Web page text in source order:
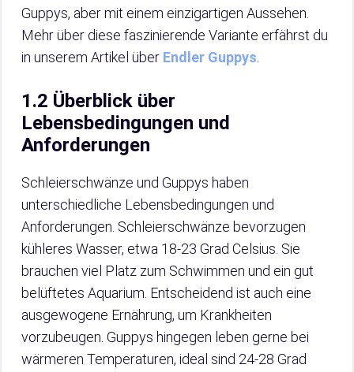
Guppys, aber mit einem einzigartigen Aussehen.
Mehr über diese faszinierende Variante erfährst du
in unserem Artikel über Endler Guppys
1.2 Überblick über
Lebensbedingungen und
Anforderungen
Schleierschwänze und Guppys haben
unterschiedliche Lebensbedingungen und
Anforderungen. Schleierschwänze bevorzugen
kühleres Wasser, etwa 18-23 Grad Celsius. Sie
brauchen viel Platz zum Schwimmen und ein gut
belüftetes Aquarium. Entscheidend ist auch eine
ausgewogene Ernährung, um Krankheiten
vorzubeugen. Guppys hingegen leben gerne bei
wärmeren Temperaturen, ideal sind 24-28 Grad